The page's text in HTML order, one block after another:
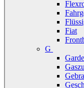
Fiat
G